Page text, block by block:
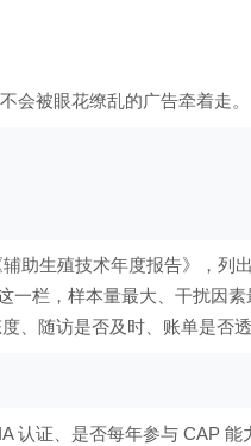
会被眼花缭乱的广告牵着走。
助生殖技术年度报告》，列
一栏，样本量最大、干扰因
、随访是否及时、账单是否透
认证、是否每年参与 CAP